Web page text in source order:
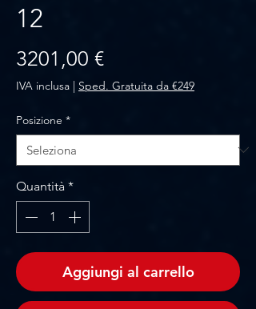
12
3201,00 €Prezzo
IVA inclusa | Sped. Gratuita da €249
Posizione *
Quantità *
Aggiungi al carrello